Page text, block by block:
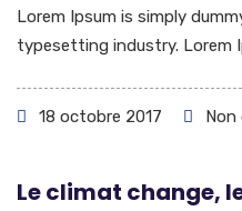
Lorem Ipsum is simply
typesetting industry. Lorem
18 octobre 2017 Non
Le climat change,